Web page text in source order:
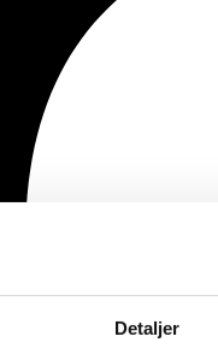
Detaljer